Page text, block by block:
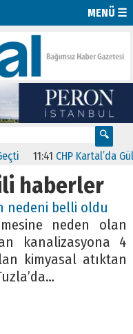
MENÜ ☰
11:41 CHP Kartal’da
haberler
nedeni belli oldu
neden olan
kanalizasyona 4
kimyasal atıktan